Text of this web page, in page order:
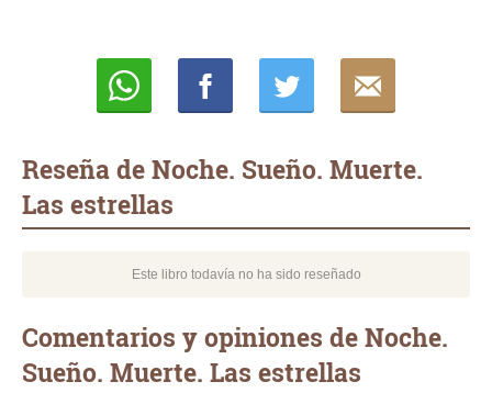
Reseña de Noche. Sueño. Muerte.
Las estrellas
Este libro todavía no ha sido reseñado
Comentarios y opiniones de Noche.
Sueño. Muerte. Las estrellas